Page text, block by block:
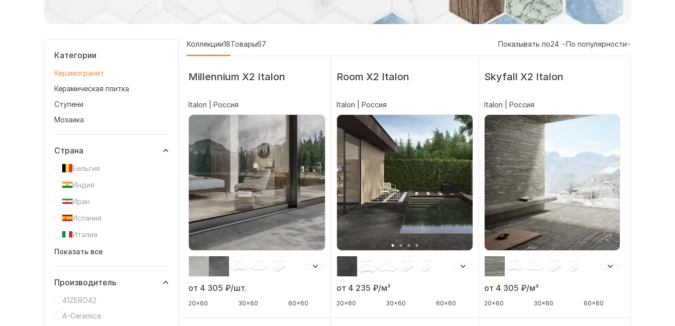
Категории
Керамогранит
Керамическая плитка
Ступени
Мозаика
Страна
Бельгия
Индия
Иран
Испания
Италия
Показать все
Производитель
41ZERO42
A-Ceramica
Коллекции18Товары67 Показывать по24 По популярности
Millennium Х2 Italon
Italon | Россия
от 4 305 ₽/шт.
20x60 30x60 60x60
Room X2 Italon
Italon | Россия
от 4 235 ₽/м²
20x60 30x60 60x60
Skyfall X2 Italon
Italon | Россия
от 4 305 ₽/м²
20x60 30x60 60x60